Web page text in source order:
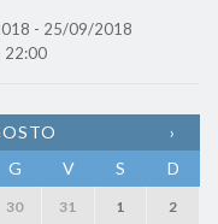
- 25/09/2018
22:00
›
G V S D
30 31 1 2